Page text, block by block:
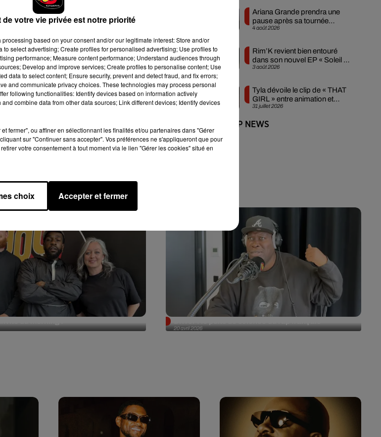
dans la capitale française.
médias américains évoquent toutefois
Travis Scott, Young Thug, 21 Savage, Yeat
déjà les discussions des fans.
par le passé, notamment avec le
au duo ont également été entendus
de ce projet mystérieux.
nouveau chapitre de sa carrière solo. Et avec
rap US les plus attendus des prochains
4 août 2026
Ariana Grande prendra une
pause après sa tournée
mondiale
3 août 2026
Rim’K revient bien entouré
dans son nouvel EP « Soleil de
minuit »
31 juillet 2026
Tyla dévoile le clip de « THAT
GIRL » entre animation et
sensualité
+ DE HIP-HOP NEWS
20 avril 2026
de votre vie privée est notre priorité
based on your consent and/or our legitimate interest: Store and/or
select advertising; Create profiles for personalised advertising; Use profiles to
performance; Measure content performance; Understand audiences through
Develop and improve services; Create profiles to personalise content; Use
data to select content; Ensure security, prevent and detect fraud, and fix errors;
and communicate privacy choices. These technologies may process personal
following functionalities: Identify devices based on information actively
combine data from other data sources; Link different devices; Identify devices
fermer", ou affiner en sélectionnant les finalités et/ou partenaires dans "Gérer
sur "Continuer sans accepter". Vos préférences ne s'appliqueront que pour
votre consentement à tout moment via le lien "Gérer les cookies" situé en
choix Accepter et fermer